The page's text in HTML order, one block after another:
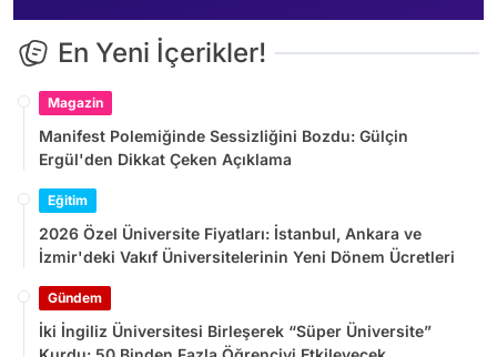
En Yeni İçerikler!
Magazin
Manifest Polemiğinde Sessizliğini Bozdu: Gülçin
Ergül'den Dikkat Çeken Açıklama
Eğitim
2026 Özel Üniversite Fiyatları: İstanbul, Ankara ve
İzmir'deki Vakıf Üniversitelerinin Yeni Dönem Ücretleri
Gündem
İki İngiliz Üniversitesi Birleşerek “Süper Üniversite”